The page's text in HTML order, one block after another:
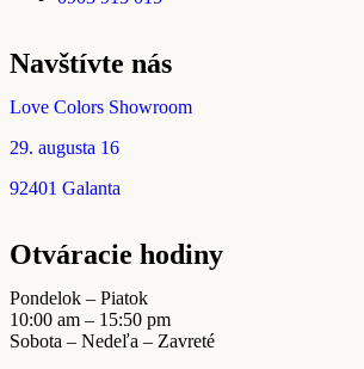
Navštívte nás
Love Colors Showroom
29. augusta 16
92401 Galanta
Otváracie hodiny
Pondelok – Piatok
10:00 am – 15:50 pm
Sobota – Nedeľa – Zavreté